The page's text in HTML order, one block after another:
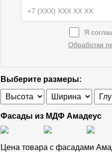
Я
Обработки
Выберите размеры:
Фасады из МДФ Амадеус
Цена товара с фасадами